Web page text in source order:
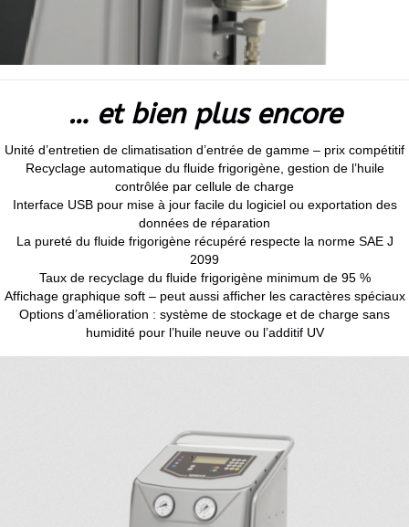
… et bien plus encore
Unité d’entretien de climatisation d’entrée de gamme – prix compétitif
Recyclage automatique du fluide frigorigène, gestion de l’huile
contrôlée par cellule de charge
Interface USB pour mise à jour facile du logiciel ou exportation des
données de réparation
La pureté du fluide frigorigène récupéré respecte la norme SAE J
2099
Taux de recyclage du fluide frigorigène minimum de 95 %
Affichage graphique soft – peut aussi afficher les caractères spéciaux
Options d’amélioration : système de stockage et de charge sans
humidité pour l’huile neuve ou l’additif UV